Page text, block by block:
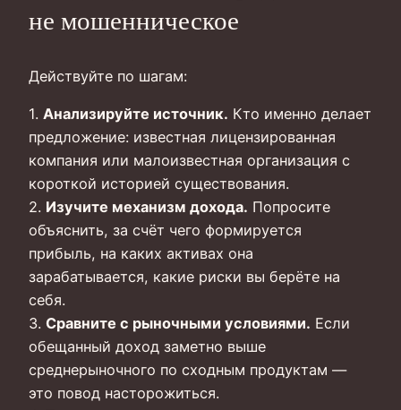
не мошенническое
Действуйте по шагам:
1. Анализируйте источник. Кто именно делает
предложение: известная лицензированная
компания или малоизвестная организация с
короткой историей существования.
2. Изучите механизм дохода. Попросите
объяснить, за счёт чего формируется
прибыль, на каких активах она
зарабатывается, какие риски вы берёте на
себя.
3. Сравните с рыночными условиями. Если
обещанный доход заметно выше
среднерыночного по сходным продуктам —
это повод насторожиться.